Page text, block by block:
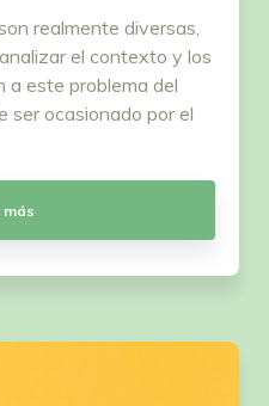
realmente diversas,
el contexto y los
a este problema del
ser ocasionado por el
más